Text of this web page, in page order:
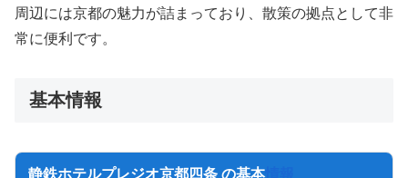
周辺には京都の魅力が詰まっており、散策の拠点として非
常に便利です。
基本情報
静鉄ホテルプレジオ京都四条 の基本情報